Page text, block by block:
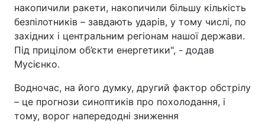
накопичили ракети, накопичили більшу кількість
безпілотників – завдають ударів, у тому числі, по
західних і центральним регіонам нашої держави.
Під прицілом об’єкти енергетики", - додав
Мусієнко.
Водночас, на його думку, другий фактор обстрілу
– це прогнози синоптиків про похолодання, і
тому, ворог напередодні зниження